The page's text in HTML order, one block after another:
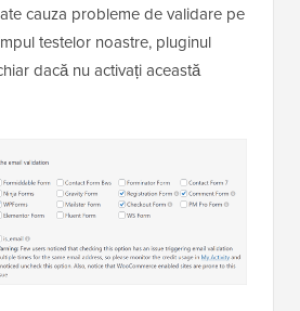
cauza probleme de validare pe
testelor noastre, pluginul
dacă nu activați această